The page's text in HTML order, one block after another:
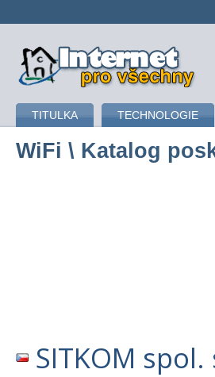
připojení k internetu
TITULKA TECHNOLOGIE
WiFi \ Katalog
SITKOM spol.